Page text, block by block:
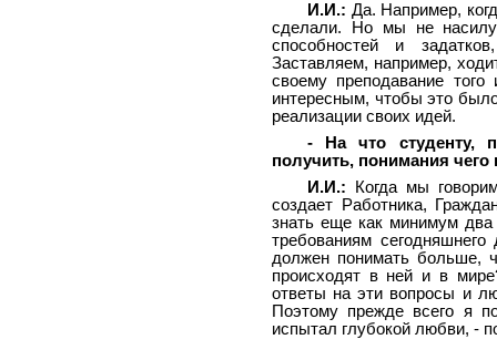
И.И.: Да. Например,
сделали. Но мы не
способностей и
Заставляем, например,
своему преподавание
интересным, чтобы это
реализации своих идей.
- На что студенту,
получить, понимания чего
И.И.: Когда мы
создает Работника,
знать еще как минимум
требованиям
должен понимать больше,
происходят в ней и в
ответы на эти вопросы и
Поэтому прежде всего я
испытал глубокой любви, -